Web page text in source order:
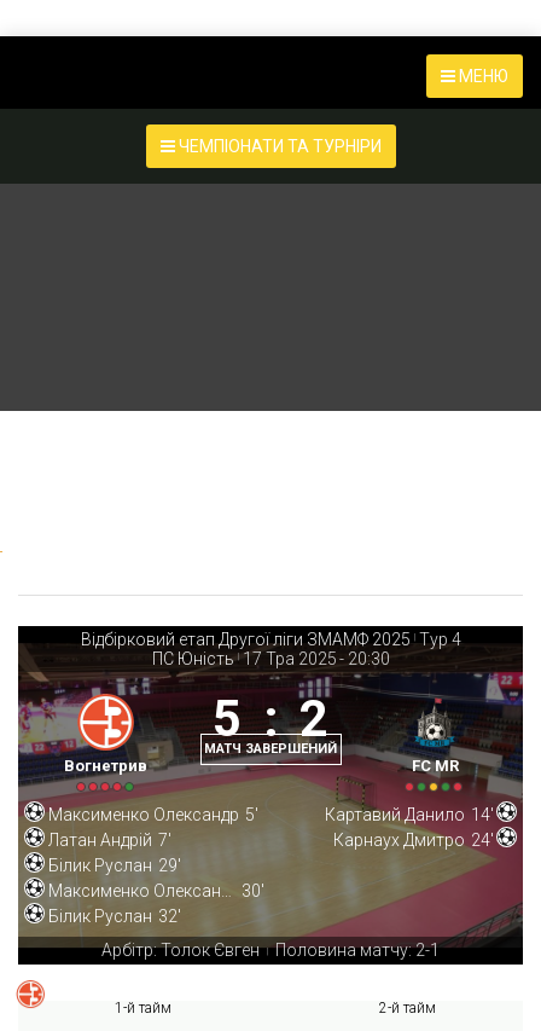
МЕНЮ
ЧЕМПІОНАТИ ТА ТУРНІРИ
Відбірковий етап Другої ліги ЗМАМФ 2025 | Тур 4
ПС Юність | 17 Тра 2025- 20:30
Вогнетрив
5 : 2
МАТЧ ЗАВЕРШЕНИЙ
FC MR
Максименко Олександр 5'
Латан Андрій 7'
Білик Руслан 29'
30'
Білик Руслан 32'
Картавий Данило 14'
Карнаух Дмитро 24'
Арбітр: Толок Євген | Половина матчу: 2-1
1-й тайм 2-й тайм